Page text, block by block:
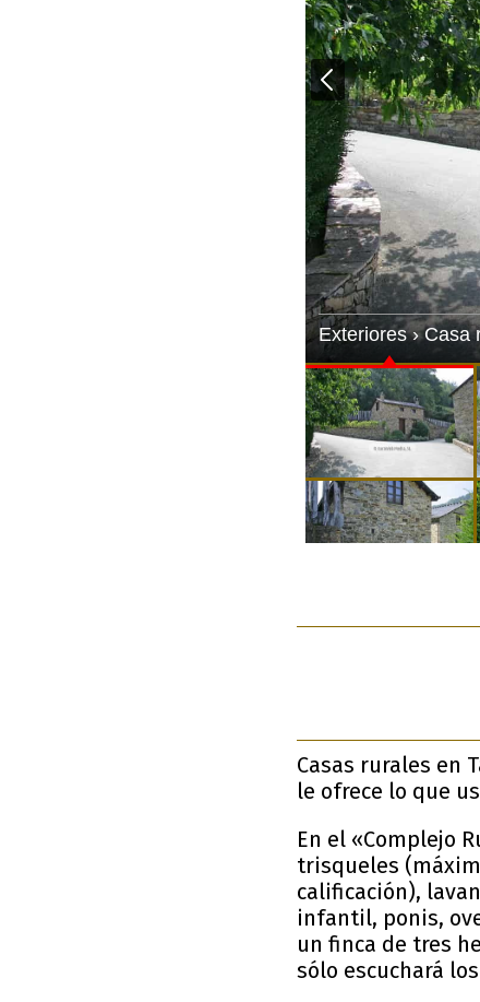
Casas rurales en
le ofrece lo que
En el «Complejo
trisqueles
calificación),
infantil, ponis,
un finca de tres
sólo escuchará